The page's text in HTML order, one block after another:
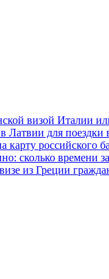
визой Италии
Латвии для
карту
сколько времени
из Греции